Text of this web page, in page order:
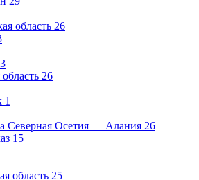
область 26
3
26
1
Северная Осетия — Алания 26
15
область 25